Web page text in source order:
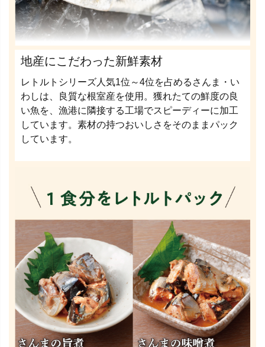
地産にこだわった新鮮素材
レトルトシリーズ人気1位～4位を占めるさんま・い
わしは、良質な根室産を使用。獲れたての鮮度の良
い魚を、漁港に隣接する工場でスピーディーに加工
しています。素材の持つおいしさをそのままパック
しています。